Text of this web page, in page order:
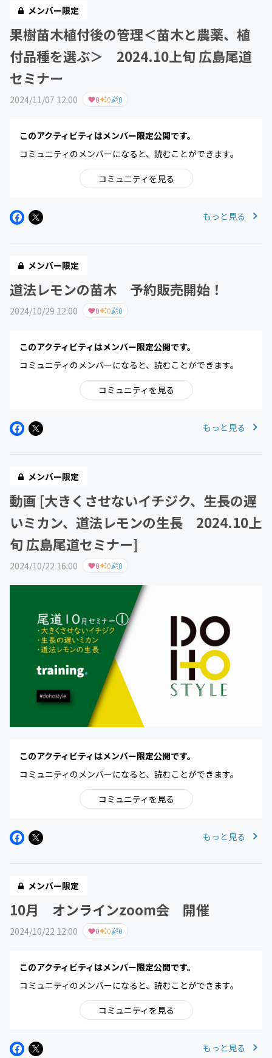
メンバー限定
果樹苗木植付後の管理＜苗木と農薬、植
付品種を選ぶ＞ 2024.10上旬 広島尾道
セミナー
2024/11/07 12:00 0 0 0
このアクティビティはメンバー限定公開です。
コミュニティのメンバーになると、読むことができます。
コミュニティを見る
もっと見る
メンバー限定
道法レモンの苗木 予約販売開始！
2024/10/29 12:00 0 0 0
このアクティビティはメンバー限定公開です。
コミュニティのメンバーになると、読むことができます。
コミュニティを見る
もっと見る
メンバー限定
動画 [大きくさせないイチジク、生長の遅
いミカン、道法レモンの生長 2024.10上
旬 広島尾道セミナー]
2024/10/22 16:00 0 0 0
このアクティビティはメンバー限定公開です。
コミュニティのメンバーになると、読むことができます。
コミュニティを見る
もっと見る
メンバー限定
10月 オンラインzoom会 開催
2024/10/22 12:00 0 0 0
このアクティビティはメンバー限定公開です。
コミュニティのメンバーになると、読むことができます。
コミュニティを見る
もっと見る